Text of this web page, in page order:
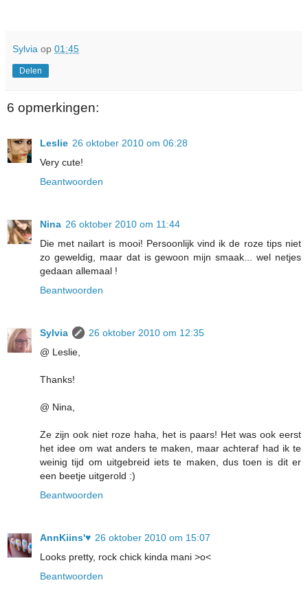
Sylvia op 01:45
Delen
6 opmerkingen:
Leslie 26 oktober 2010 om 06:28
Very cute!
Beantwoorden
Nina 26 oktober 2010 om 11:44
Die met nailart is mooi! Persoonlijk vind ik de roze tips niet
zo geweldig, maar dat is gewoon mijn smaak... wel netjes
gedaan allemaal !
Beantwoorden
Sylvia
26 oktober 2010 om 12:35
@ Leslie,
Thanks!
@ Nina,
Ze zijn ook niet roze haha, het is paars! Het was ook eerst
het idee om wat anders te maken, maar achteraf had ik te
weinig tijd om uitgebreid iets te maken, dus toen is dit er
een beetje uitgerold :)
Beantwoorden
AnnKiins'♥ 26 oktober 2010 om 15:07
Looks pretty, rock chick kinda mani >o<
Beantwoorden